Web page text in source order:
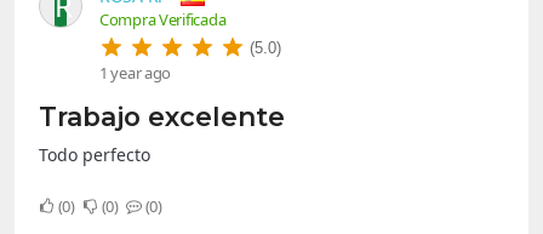
Compra Verificada
(5.0)
1 year ago
Trabajo excelente
Todo perfecto
0 0 0